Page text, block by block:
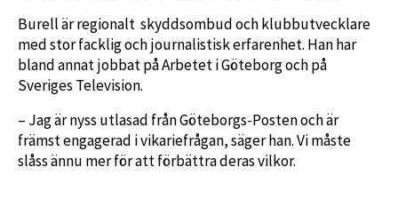
Burell är regionalt skyddsombud och klubbutvecklare
med stor facklig och journalistisk erfarenhet. Han har
bland annat jobbat på Arbetet i Göteborg och på
Sveriges Television.
– Jag är nyss utlasad från Göteborgs-Posten och är
främst engagerad i vikariefrågan, säger han. Vi måste
slåss ännu mer för att förbättra deras vilkor.